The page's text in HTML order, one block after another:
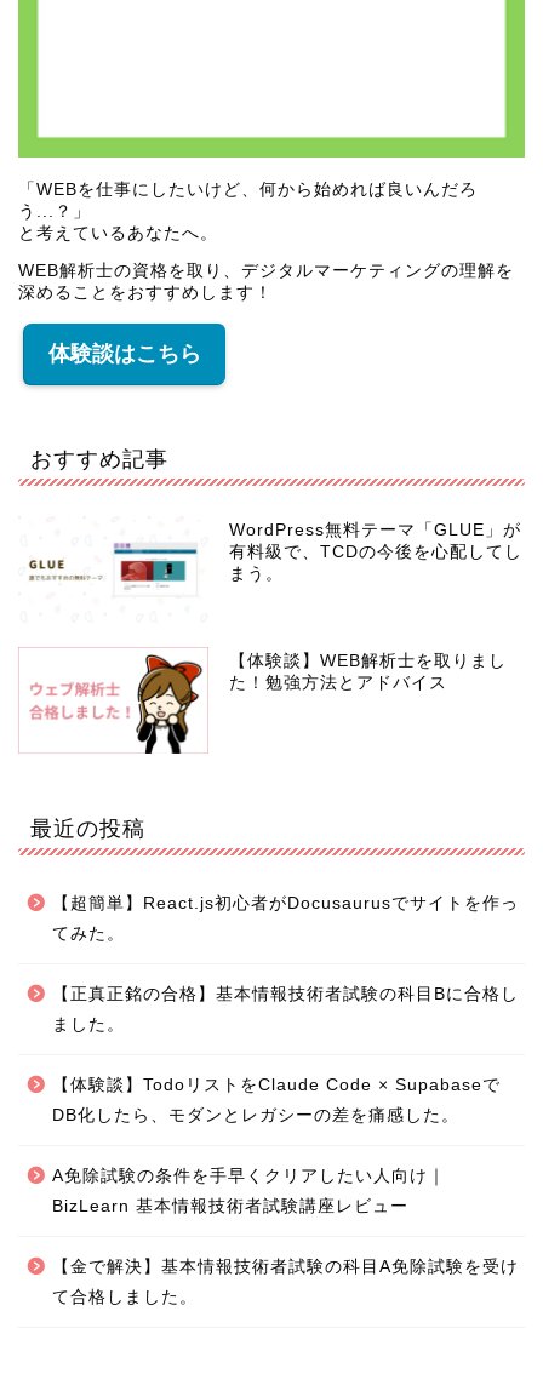
「WEBを仕事にしたいけど、何から始めれば良いんだろ
う...？」
と考えているあなたへ。
WEB解析士の資格を取り、デジタルマーケティングの理解を
深めることをおすすめします！
体験談はこちら
おすすめ記事
WordPress無料テーマ「GLUE」が
有料級で、TCDの今後を心配してし
まう。
【体験談】WEB解析士を取りまし
た！勉強方法とアドバイス
最近の投稿
【超簡単】React.js初心者がDocusaurusでサイトを作っ
てみた。
【正真正銘の合格】基本情報技術者試験の科目Bに合格し
ました。
【体験談】TodoリストをClaude Code × Supabaseで
DB化したら、モダンとレガシーの差を痛感した。
A免除試験の条件を手早くクリアしたい人向け｜
BizLearn 基本情報技術者試験講座レビュー
【金で解決】基本情報技術者試験の科目A免除試験を受け
て合格しました。